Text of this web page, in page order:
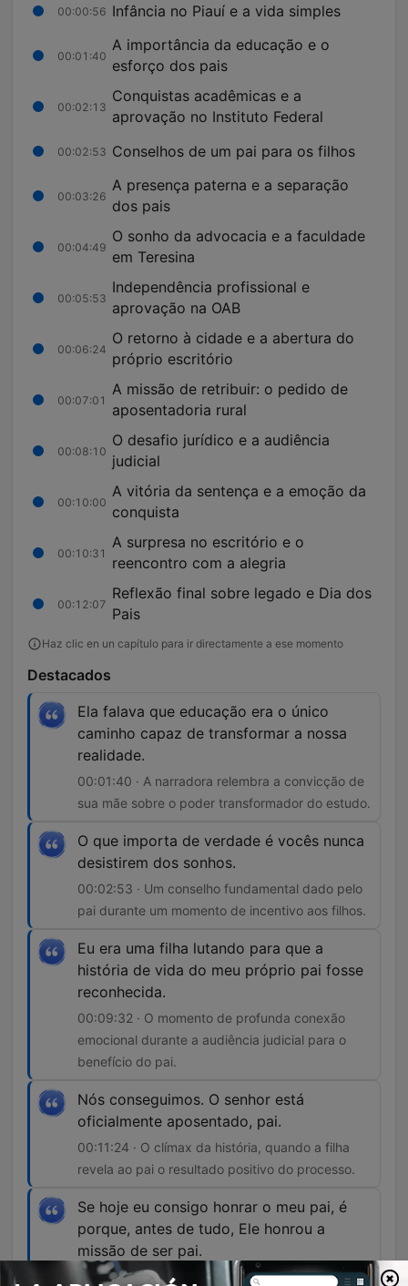
00:00:56 Infância no Piauí e a vida simples
00:01:40
A importância da educação e o
esforço dos pais
00:02:13
Conquistas acadêmicas e a
aprovação no Instituto Federal
00:02:53 Conselhos de um pai para os filhos
00:03:26
A presença paterna e a separação
dos pais
00:04:49
O sonho da advocacia e a faculdade
em Teresina
00:05:53
Independência profissional e
aprovação na OAB
00:06:24
O retorno à cidade e a abertura do
próprio escritório
00:07:01
A missão de retribuir: o pedido de
aposentadoria rural
00:08:10
O desafio jurídico e a audiência
judicial
00:10:00
A vitória da sentença e a emoção da
conquista
00:10:31
A surpresa no escritório e o
reencontro com a alegria
00:12:07
Reflexão final sobre legado e Dia dos
Pais
Haz clic en un capítulo para ir directamente a ese momento
Destacados
Ela falava que educação era o único
caminho capaz de transformar a nossa
realidade.
00:01:40 · A narradora relembra a convicção de
sua mãe sobre o poder transformador do estudo.
O que importa de verdade é vocês nunca
desistirem dos sonhos.
00:02:53 · Um conselho fundamental dado pelo
pai durante um momento de incentivo aos filhos.
Eu era uma filha lutando para que a
história de vida do meu próprio pai fosse
reconhecida.
00:09:32 · O momento de profunda conexão
emocional durante a audiência judicial para o
benefício do pai.
Nós conseguimos. O senhor está
oficialmente aposentado, pai.
00:11:24 · O clímax da história, quando a filha
revela ao pai o resultado positivo do processo.
Se hoje eu consigo honrar o meu pai, é
porque, antes de tudo, Ele honrou a
missão de ser pai.
00:12:53 · Uma conclusão reflexiva sobre o